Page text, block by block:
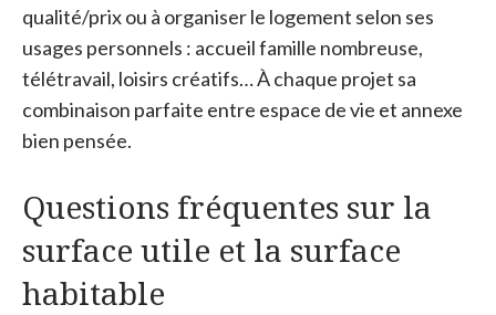
qualité/prix ou à organiser le logement selon ses
usages personnels : accueil famille nombreuse,
télétravail, loisirs créatifs… À chaque projet sa
combinaison parfaite entre espace de vie et annexe
bien pensée.
Questions fréquentes sur la
surface utile et la surface
habitable